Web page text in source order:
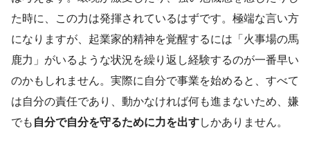
た時に、この力は発揮されているはずです。極端な言い方
になりますが、 起業家的精神を覚醒するには「火事場の馬
鹿力」 がいる ような状況を繰り返し経験するのが一番早い
のかもしれません。 実際に 自分で事業を始めると、 すべて
は自分の責任であり、動かなければ何も進まないため、 嫌
でも 自分で自分を守るために力を出すしかありません。